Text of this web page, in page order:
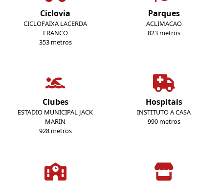
Ciclovia
CICLOFAIXA LACERDA
FRANCO
353 metros
Parques
ACLIMACAO
823 metros
Clubes
ESTADIO MUNICIPAL JACK
MARIN
928 metros
Hospitais
INSTITUTO A CASA
990 metros